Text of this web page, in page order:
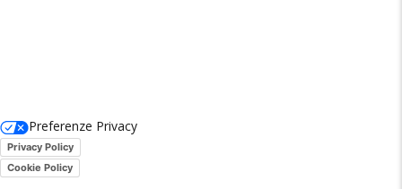
Preferenze Privacy
Privacy Policy
Cookie Policy